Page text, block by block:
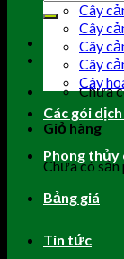
Chưa
Giỏ hàng
Chưa có sản
Cây
Cây
Cây
Cây
Cây
Các gói
Phong thủy
Bảng giá
Tin tức